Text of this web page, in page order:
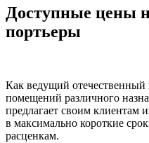
Доступные цены
портьеры
Как ведущий отечественный
помещений различного
предлагает своим клиентам
в максимально короткие
расценкам.